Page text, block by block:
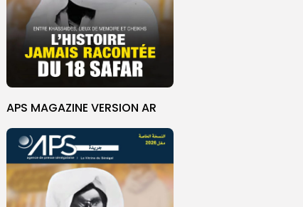
APS MAGAZINE VERSION AR